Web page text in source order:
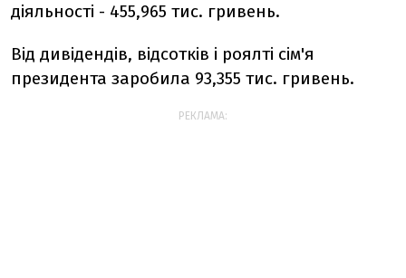
діяльності - 455,965 тис. гривень.
Від дивідендів, відсотків і роялті сім'я
президента заробила 93,355 тис. гривень.
РЕКЛАМА: